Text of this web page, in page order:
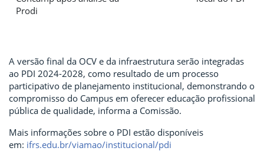
Prodi
A versão final da OCV e da infraestrutura serão integradas
ao PDI 2024-2028, como resultado de um processo
participativo de planejamento institucional, demonstrando o
compromisso do Campus em oferecer educação profissional
pública de qualidade, informa a Comissão.
Mais informações sobre o PDI estão disponíveis
em: ifrs.edu.br/viamao/institucional/pdi